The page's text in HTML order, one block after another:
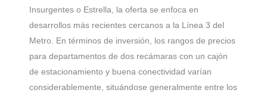
Insurgentes o Estrella, la oferta se enfoca en
desarrollos más recientes cercanos a la Línea 3 del
Metro. En términos de inversión, los rangos de precios
para departamentos de dos recámaras con un cajón
de estacionamiento y buena conectividad varían
considerablemente, situándose generalmente entre los